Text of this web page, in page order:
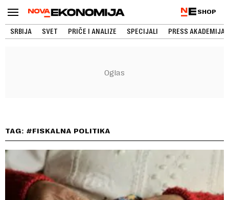
SHOP
SRBIJA SVET PRIČE I ANALIZE SPECIJALI PRESS AKADEMIJA
TAG: #FISKALNA POLITIKA